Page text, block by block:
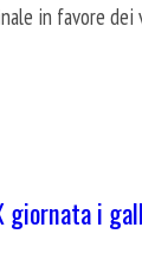
in favore dei
giornata i